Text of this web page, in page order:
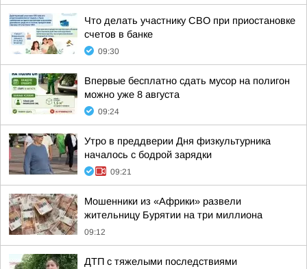
Что делать участнику СВО при приостановке
счетов в банке
09:30
Впервые бесплатно сдать мусор на полигон
можно уже 8 августа
09:24
Утро в преддверии Дня физкультурника
началось с бодрой зарядки
09:21
Мошенники из «Африки» развели
жительницу Бурятии на три миллиона
09:12
ДТП с тяжелыми последствиями